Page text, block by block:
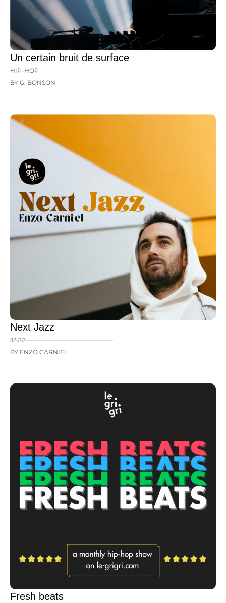
Un certain bruit de surface
HIP-HOP
BY G. BONSON
Next Jazz
JAZZ
BY ENZO CARNIEL
Fresh beats